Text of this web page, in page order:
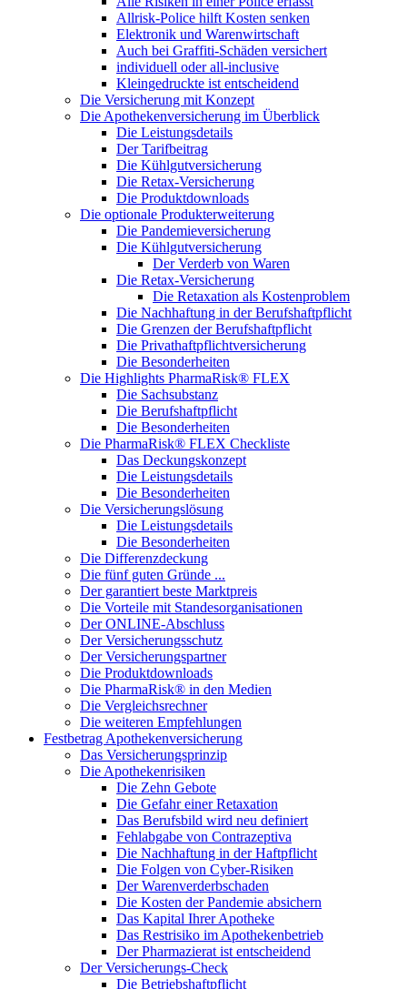
Allrisk-Police hilft Kosten senken
Elektronik und Warenwirtschaft
Auch bei Graffiti-Schäden versichert
individuell oder all-inclusive
Kleingedruckte ist entscheidend
Die Versicherung mit Konzept
Die Apothekenversicherung im Überblick
Die Leistungsdetails
Der Tarifbeitrag
Die Kühlgutversicherung
Die Retax-Versicherung
Die Produktdownloads
Die optionale Produkterweiterung
Die Pandemieversicherung
Die Kühlgutversicherung
Der Verderb von Waren
Die Retax-Versicherung
Die Retaxation als Kostenproblem
Die Nachhaftung in der Berufshaftpflicht
Die Grenzen der Berufshaftpflicht
Die Privathaftpflichtversicherung
Die Besonderheiten
Die Highlights PharmaRisk® FLEX
Die Sachsubstanz
Die Berufshaftpflicht
Die Besonderheiten
Die PharmaRisk® FLEX Checkliste
Das Deckungskonzept
Die Leistungsdetails
Die Besonderheiten
Die Versicherungslösung
Die Leistungsdetails
Die Besonderheiten
Die Differenzdeckung
Die fünf guten Gründe ...
Der garantiert beste Marktpreis
Die Vorteile mit Standesorganisationen
Der ONLINE-Abschluss
Der Versicherungsschutz
Der Versicherungspartner
Die Produktdownloads
Die PharmaRisk® in den Medien
Die Vergleichsrechner
Die weiteren Empfehlungen
Festbetrag Apothekenversicherung
Das Versicherungsprinzip
Die Apothekenrisiken
Die Zehn Gebote
Die Gefahr einer Retaxation
Das Berufsbild wird neu definiert
Fehlabgabe von Contrazeptiva
Die Nachhaftung in der Haftpflicht
Die Folgen von Cyber-Risiken
Der Warenverderbschaden
Die Kosten der Pandemie absichern
Das Kapital Ihrer Apotheke
Das Restrisiko im Apothekenbetrieb
Der Pharmazierat ist entscheidend
Der Versicherungs-Check
Die Betriebshaftpflicht